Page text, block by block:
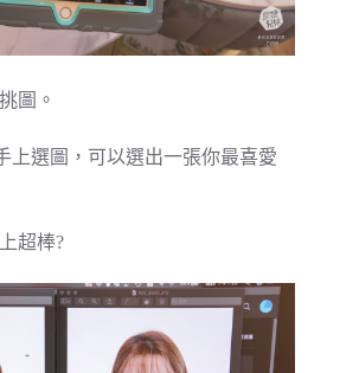
圖。
上選圖，可以選出一張你最喜愛
超棒?